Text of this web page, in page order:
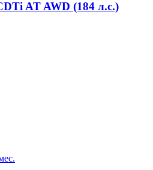
AT AWD (184 л.с.)